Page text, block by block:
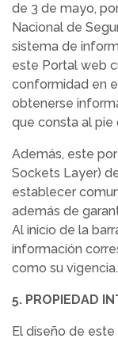
de 3 de mayo,
Nacional de
sistema de
este Portal web
conformidad en
obtenerse
que consta al
Además, este
Sockets Layer)
establecer
además de
Al inicio de la
información
como su vigencia.
5. PROPIEDAD
El diseño de